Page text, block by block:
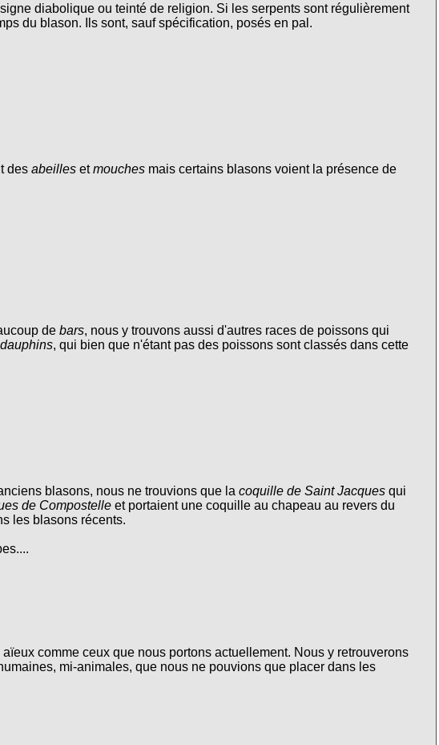
diabolique ou teinté de religion. Si les serpents sont régulièrement
du blason. Ils sont, sauf spécification, posés en pal.
des abeillesetmouchesmais certains blasons voient la présence de
de bars, nous y trouvons aussi d'autres races de poissons qui
dauphins, qui bien que n'étant pas des poissons sont classés dans cette
blasons, nous ne trouvions que la coquille de Saint Jacquesqui
de Compostelleet portaient une coquille au chapeau au revers du
les blasons récents.
comme ceux que nous portons actuellement. Nous y retrouverons
mi-animales, que nous ne pouvions que placer dans les